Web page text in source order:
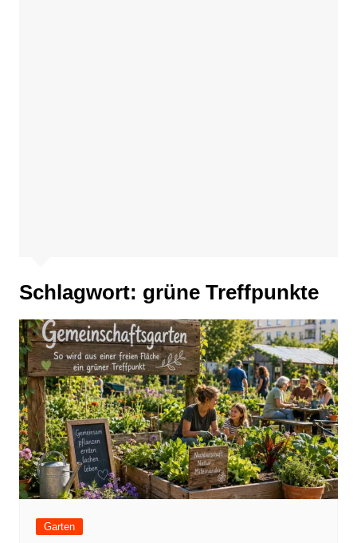
Schlagwort: grüne Treffpunkte
Garten